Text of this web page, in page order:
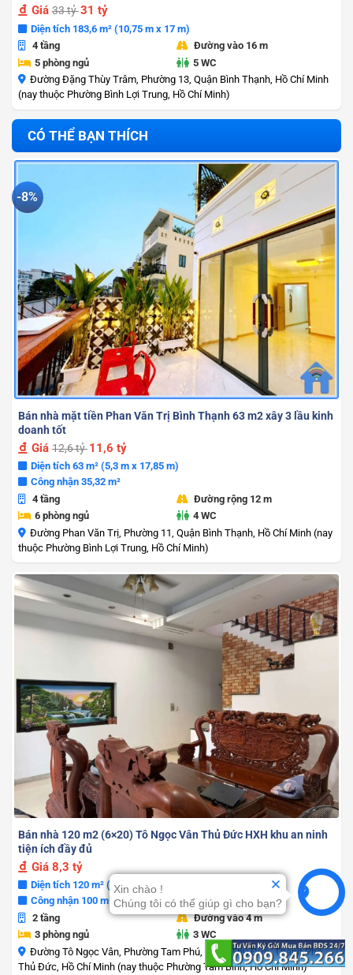
Giá33 tỷ31 tỷ
Diện tích 183,6 m² (10,75 m x 17 m)
4 tầng
Đường vào 16 m
5 phòng ngủ
5 WC
Đường Đặng Thùy Trâm, Phường 13, Quận Bình Thạnh, Hồ Chí Minh
(nay thuộc Phường Bình Lợi Trung, Hồ Chí Minh)
CÓ THỂ BẠN THÍCH
-8%
Bán nhà mặt tiền Phan Văn Trị Bình Thạnh 63 m2 xây 3 lầu kinh
doanh tốt
Giá12,6 tỷ 11,6 tỷ
Diện tích 63 m² (5,3 m x 17,85 m)
Công nhận 35,32 m²
4 tầng
Đường rộng 12 m
6 phòng ngủ
4 WC
Đường Phan Văn Trị, Phường 11, Quận Bình Thạnh, Hồ Chí Minh (nay
thuộc Phường Bình Lợi Trung, Hồ Chí Minh)
Bán nhà 120 m2 (6×20) Tô Ngọc Vân Thủ Đức HXH khu an ninh
tiện ích đầy đủ
Giá 8,3 tỷ
Diện tích 120 m² (6 m x 20 m)
Công nhận 100 m²
2 tầng
Đường vào 4 m
3 phòng ngủ
3 WC
Đường Tô Ngọc Vân, Phường Tam Phú, Quận Thủ Đức, Thành Phố
Thủ Đức, Hồ Chí Minh (nay thuộc Phường Tam Bình, Hồ Chí Minh)
Xin chào !
Chúng tôi có thể giúp gì cho bạn?